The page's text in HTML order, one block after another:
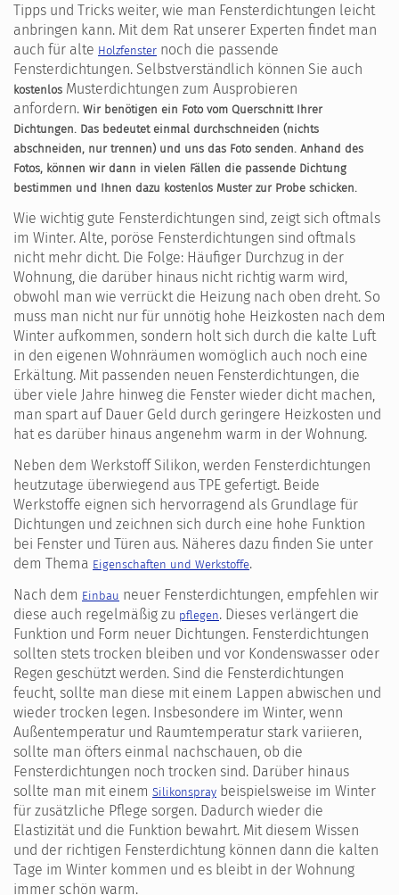
Tipps und Tricks weiter, wie man Fensterdichtungen leicht
anbringen kann. Mit dem Rat unserer Experten findet man
auch für alte Holzfenster noch die passende
Fensterdichtungen. Selbstverständlich können Sie auch
kostenlos Musterdichtungen zum Ausprobieren
anfordern. Wir benötigen ein Foto vom Querschnitt Ihrer
Dichtungen. Das bedeutet einmal durchschneiden (nichts
abschneiden, nur trennen) und uns das Foto senden. Anhand des
Fotos, können wir dann in vielen Fällen die passende Dichtung
bestimmen und Ihnen dazu kostenlos Muster zur Probe schicken.
Wie wichtig gute Fensterdichtungen sind, zeigt sich oftmals
im Winter. Alte, poröse Fensterdichtungen sind oftmals
nicht mehr dicht. Die Folge: Häufiger Durchzug in der
Wohnung, die darüber hinaus nicht richtig warm wird,
obwohl man wie verrückt die Heizung nach oben dreht. So
muss man nicht nur für unnötig hohe Heizkosten nach dem
Winter aufkommen, sondern holt sich durch die kalte Luft
in den eigenen Wohnräumen womöglich auch noch eine
Erkältung. Mit passenden neuen Fensterdichtungen, die
über viele Jahre hinweg die Fenster wieder dicht machen,
man spart auf Dauer Geld durch geringere Heizkosten und
hat es darüber hinaus angenehm warm in der Wohnung.
Neben dem Werkstoff Silikon, werden Fensterdichtungen
heutzutage überwiegend aus TPE gefertigt. Beide
Werkstoffe eignen sich hervorragend als Grundlage für
Dichtungen und zeichnen sich durch eine hohe Funktion
bei Fenster und Türen aus. Näheres dazu finden Sie unter
dem Thema Eigenschaften und Werkstoffe.
Nach dem Einbau neuer Fensterdichtungen, empfehlen wir
diese auch regelmäßig zu pflegen. Dieses verlängert die
Funktion und Form neuer Dichtungen. Fensterdichtungen
sollten stets trocken bleiben und vor Kondenswasser oder
Regen geschützt werden. Sind die Fensterdichtungen
feucht, sollte man diese mit einem Lappen abwischen und
wieder trocken legen. Insbesondere im Winter, wenn
Außentemperatur und Raumtemperatur stark variieren,
sollte man öfters einmal nachschauen, ob die
Fensterdichtungen noch trocken sind. Darüber hinaus
sollte man mit einem Silikonspray beispielsweise im Winter
für zusätzliche Pflege sorgen. Dadurch wieder die
Elastizität und die Funktion bewahrt. Mit diesem Wissen
und der richtigen Fensterdichtung können dann die kalten
Tage im Winter kommen und es bleibt in der Wohnung
immer schön warm.